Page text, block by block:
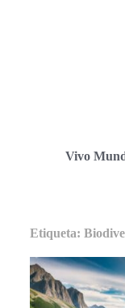
Vivo
Etiqueta: